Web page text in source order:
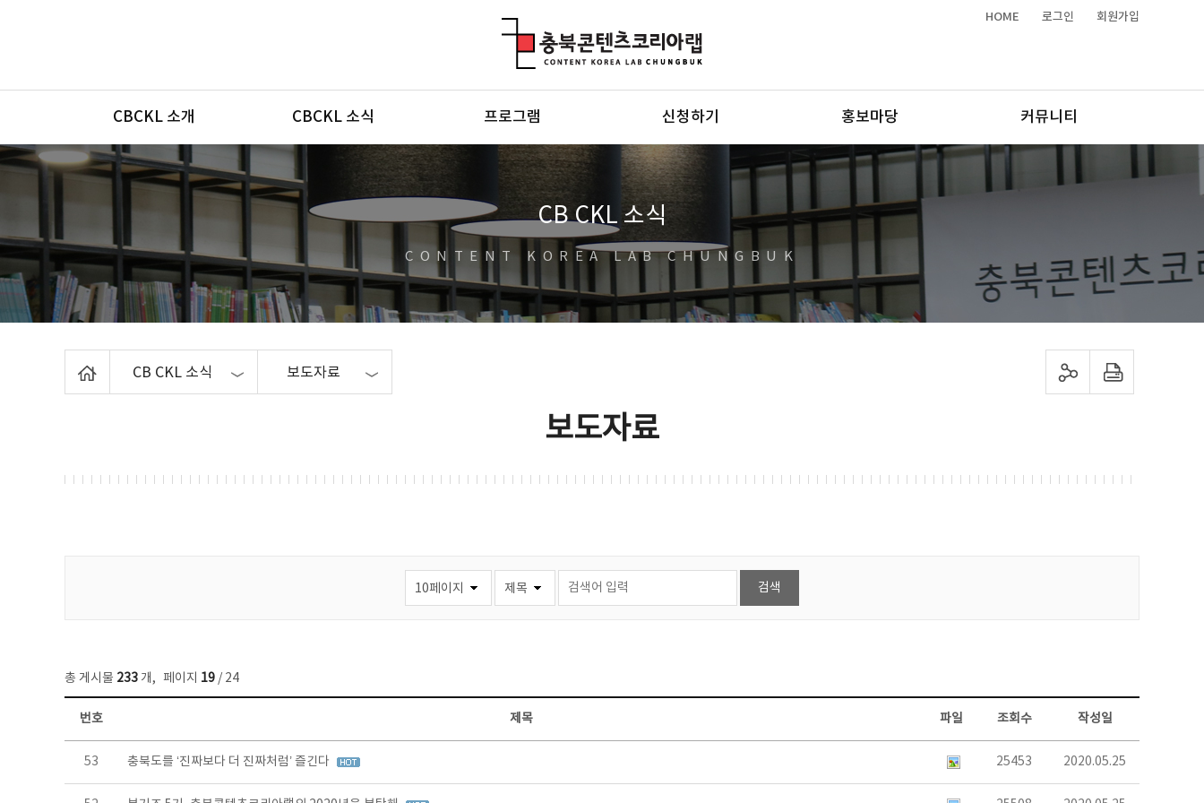
HOME 로그인 회원가입
메뉴
CBCKL 소개 CBCKL 소식 프로그램 신청하기 홍보마당 커뮤니티
CB CKL 소식
CONTENT KOREA LAB CHUNGBUK
CB CKL 소식 보도자료 sns 공유하기 프린트하기
보도자료
총 게시물 233 개, 페이지 19 / 24
보도자료 목록 - 번호, 제목, 작성자, 파일, 조회수, 작성일 정보 제공
번호 제목 파일 조회수 작성일
53 충북도를 ‘진짜보다 더 진짜처럼’ 즐긴다 25453 2020.05.25